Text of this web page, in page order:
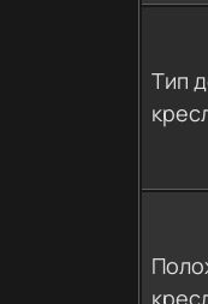
Тип